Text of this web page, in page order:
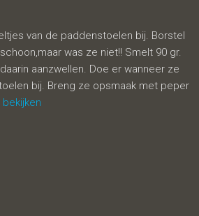
van de paddenstoelen bij. Borstel
was ze niet!! Smelt 90 gr.
aanzwellen. Doe er wanneer ze
bij. Breng ze opsmaak met peper